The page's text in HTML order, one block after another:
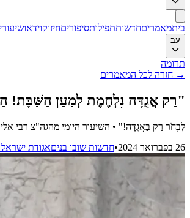
ביתמאמריםחדשותתפילותסיפוריםחיזוקוידאו
עב
תרומה
→ חזרה לכל המאמרים
"רַק אֲגֻדָּה נִלְחֶמֶת לְמַעַן הַשַּׁבָּת!
לִבְחֹר רַק בַּאֲגֻדָּה!" • השיעור היומי מהגה"צ רבי
26 בפברואר 2024
•חדשות שובו בניםאגודת ישראל